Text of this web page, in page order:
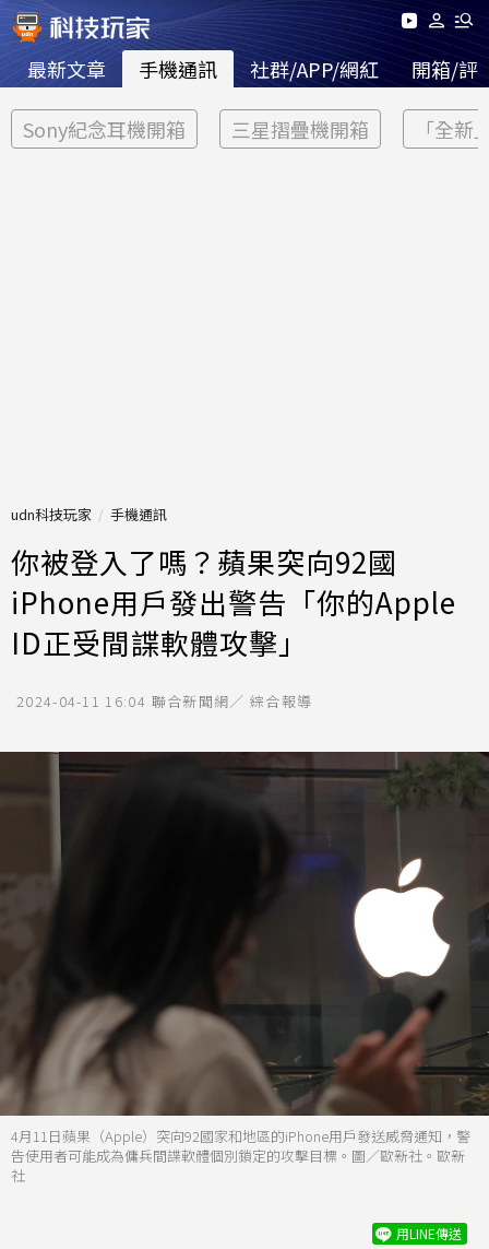
最新文章 手機通訊 社群/APP/網紅 開箱/評
Sony紀念耳機開箱 三星摺疊機開箱 「全新
udn科技玩家 手機通訊
你被登入了嗎？蘋果突向92國
iPhone用戶發出警告「你的Apple
ID正受間諜軟體攻擊」
2024-04-11 16:04 聯合新聞網／ 綜合報導
4月11日蘋果（Apple）突向92國家和地區的iPhone用戶發送威脅通知，警
告使用者可能成為傭兵間諜軟體個別鎖定的攻擊目標。圖／歐新社。歐新
社
用LINE傳送